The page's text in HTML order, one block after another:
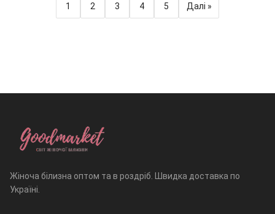
1 2 3 4 5 Далі »
Жіноча білизна оптом та в роздріб. Швидка доставка по
Україні.